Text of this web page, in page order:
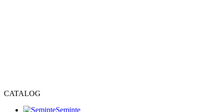
CATALOG
Seminte